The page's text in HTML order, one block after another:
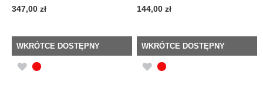
347,00 zł
WKRÓTCE DOSTĘPNY
DODAJ
144,00 zł
WKRÓTCE DOSTĘPNY
DODAJ